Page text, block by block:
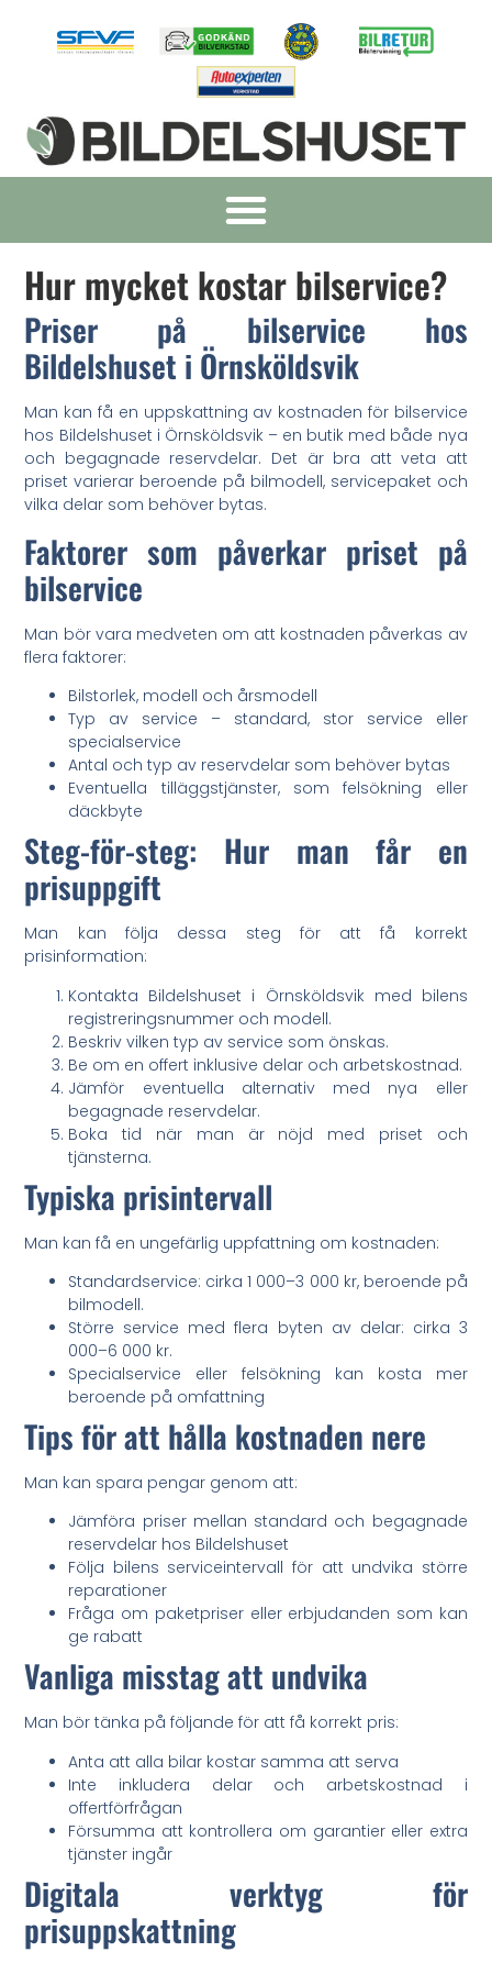
Hur mycket kostar bilservice?
Priser på bilservice hos
Bildelshuset i Örnsköldsvik
Man kan få en uppskattning av kostnaden för bilservice
hos Bildelshuset i Örnsköldsvik – en butik med både nya
och begagnade reservdelar. Det är bra att veta att
priset varierar beroende på bilmodell, servicepaket och
vilka delar som behöver bytas.
Faktorer som påverkar priset på
bilservice
Man bör vara medveten om att kostnaden påverkas av
flera faktorer:
Bilstorlek, modell och årsmodell
Typ av service – standard, stor service eller
specialservice
Antal och typ av reservdelar som behöver bytas
Eventuella tilläggstjänster, som felsökning eller
däckbyte
Steg-för-steg: Hur man får en
prisuppgift
Man kan följa dessa steg för att få korrekt
prisinformation:
Kontakta Bildelshuset i Örnsköldsvik med bilens
registreringsnummer och modell.
Beskriv vilken typ av service som önskas.
Be om en offert inklusive delar och arbetskostnad.
Jämför eventuella alternativ med nya eller
begagnade reservdelar.
Boka tid när man är nöjd med priset och
tjänsterna.
Typiska prisintervall
Man kan få en ungefärlig uppfattning om kostnaden:
Standardservice: cirka 1 000–3 000 kr, beroende på
bilmodell.
Större service med flera byten av delar: cirka 3
000–6 000 kr.
Specialservice eller felsökning kan kosta mer
beroende på omfattning
Tips för att hålla kostnaden nere
Man kan spara pengar genom att:
Jämföra priser mellan standard och begagnade
reservdelar hos Bildelshuset
Följa bilens serviceintervall för att undvika större
reparationer
Fråga om paketpriser eller erbjudanden som kan
ge rabatt
Vanliga misstag att undvika
Man bör tänka på följande för att få korrekt pris:
Anta att alla bilar kostar samma att serva
Inte inkludera delar och arbetskostnad i
offertförfrågan
Försumma att kontrollera om garantier eller extra
tjänster ingår
Digitala verktyg för
prisuppskattning